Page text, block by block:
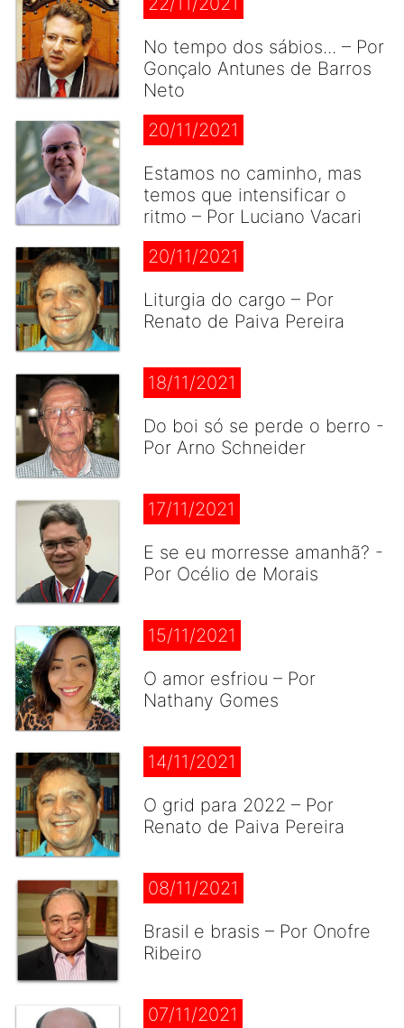
No tempo dos sábios... – Por
Gonçalo Antunes de Barros
Neto
20/11/2021
Estamos no caminho, mas
temos que intensificar o
ritmo – Por Luciano Vacari
20/11/2021
Liturgia do cargo – Por
Renato de Paiva Pereira
18/11/2021
Do boi só se perde o berro -
Por Arno Schneider
17/11/2021
E se eu morresse amanhã? -
Por Océlio de Morais
15/11/2021
O amor esfriou – Por
Nathany Gomes
14/11/2021
O grid para 2022 – Por
Renato de Paiva Pereira
08/11/2021
Brasil e brasis – Por Onofre
Ribeiro
07/11/2021